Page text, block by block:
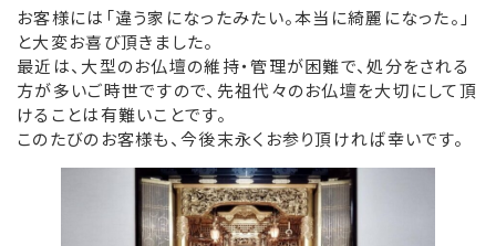
リンク集
お役立ち情報
お客様には「違う家になったみたい。本当に綺麗になった。」
と大変お喜び頂きました。
最近は、大型のお仏壇の維持・管理が困難で、処分をされる
方が多いご時世ですので、先祖代々のお仏壇を大切にして頂
けることは有難いことです。
このたびのお客様も、今後末永くお参り頂ければ幸いです。